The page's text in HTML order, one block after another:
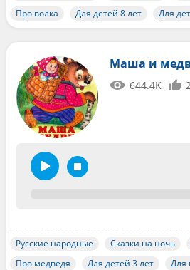
Про волка
Для детей 8 лет Для
Маша и
644.4K
Русские народные Сказки на ночь
Про медведя
Для детей 3 лет Для